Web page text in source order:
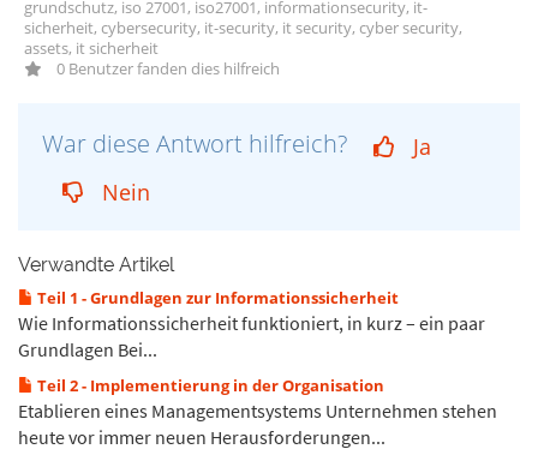
grundschutz, iso 27001, iso27001, informationsecurity, it-
sicherheit, cybersecurity, it-security, it security, cyber security,
assets, it sicherheit
0 Benutzer fanden dies hilfreich
War diese Antwort hilfreich?
Ja
Nein
Verwandte Artikel
Teil 1 - Grundlagen zur Informationssicherheit
Wie Informationssicherheit funktioniert, in kurz – ein paar
Grundlagen Bei...
Teil 2 - Implementierung in der Organisation
Etablieren eines Managementsystems Unternehmen stehen
heute vor immer neuen Herausforderungen...